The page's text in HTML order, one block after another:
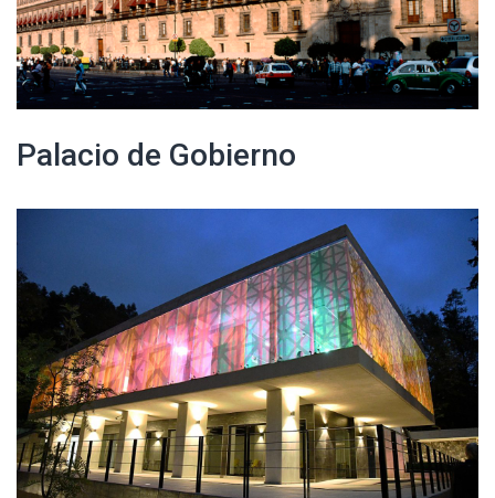
Palacio de Gobierno